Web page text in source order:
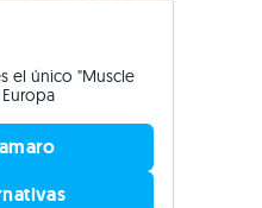
el único "Muscle